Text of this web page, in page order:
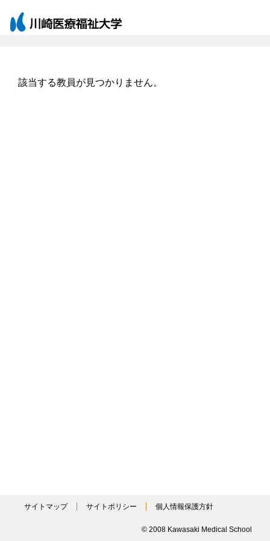
該当する教員が見つかりません。
サイトマップ サイトポリシー 個人情報保護方針
© 2008 Kawasaki Medical School